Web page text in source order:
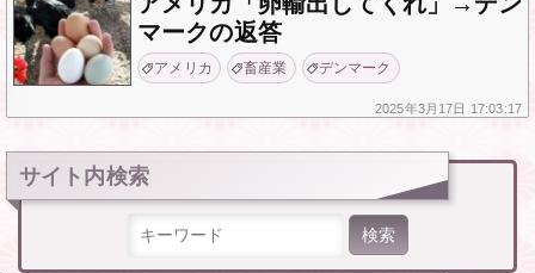
マークの返答
アメリカ 畜産業 デンマーク
2025年3月17日 17:03:17
サイト内検索